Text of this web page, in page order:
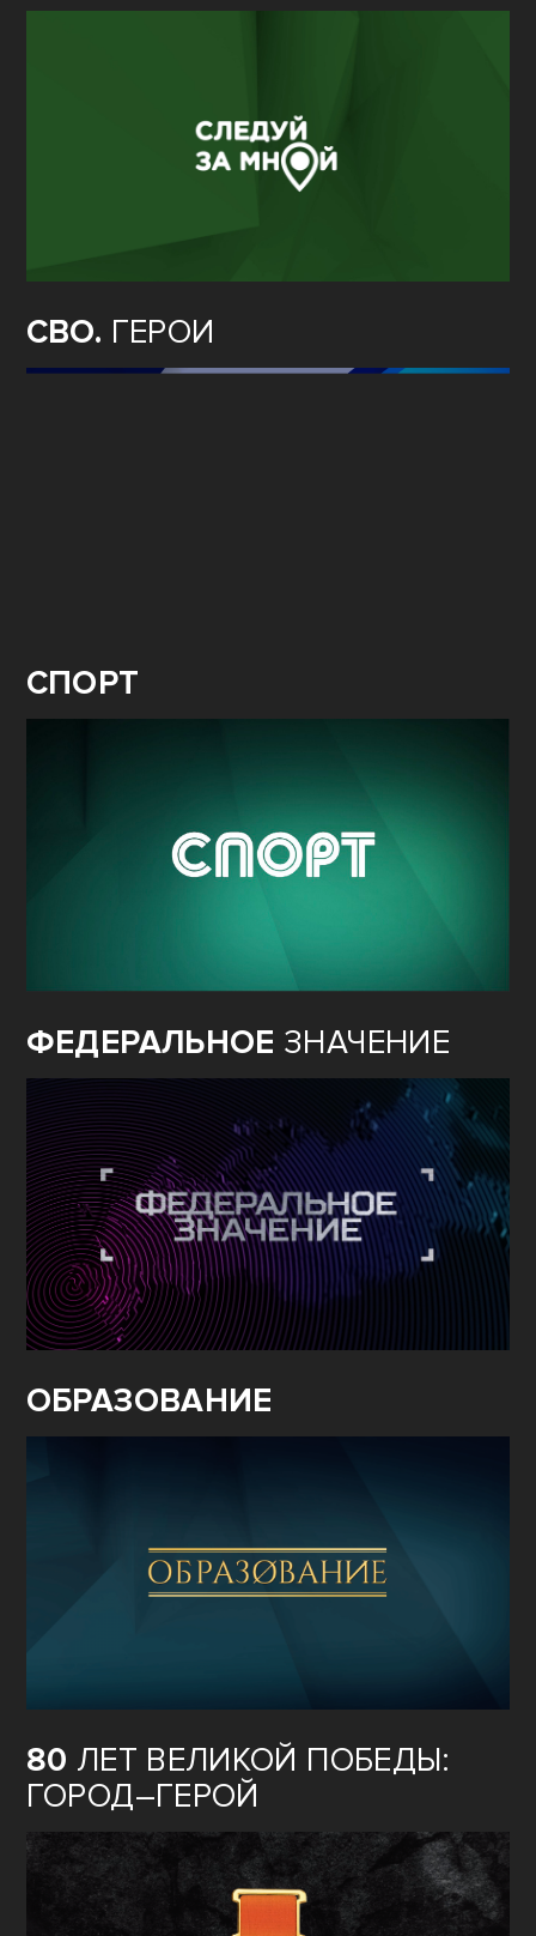
СВО. ГЕРОИ
СПОРТ
ФЕДЕРАЛЬНОЕ ЗНАЧЕНИЕ
ОБРАЗОВАНИЕ
80 ЛЕТ ВЕЛИКОЙ ПОБЕДЫ:
ГОРОД–ГЕРОЙ